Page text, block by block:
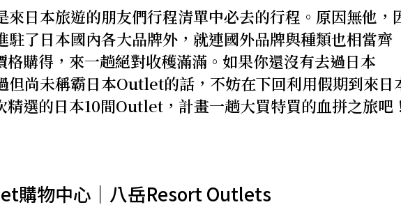
日本旅遊的朋友們行程清單中必去的行程。原因無他，
了日本國內各大品牌外，就連國外品牌與種類也相當齊
格購得，來一趟絕對收穫滿滿。如果你還沒有去過日本
尚未稱霸日本Outlet的話，不妨在下回利用假期到來日
精選的日本10間Outlet，計畫一趟大買特買的血拼之旅吧
購物中心｜八岳Resort Outlets